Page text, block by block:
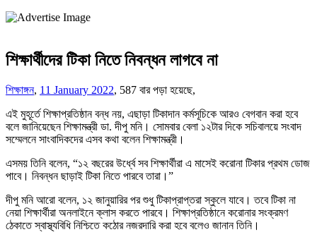
শিক্ষার্থীদের টিকা নিতে নিবন্ধন লাগবে না
শিক্ষাঙ্গন, 11 January 2022, 587 বার পড়া হয়েছে,
এই মুহূর্তে শিক্ষাপ্রতিষ্ঠান বন্ধ নয়, এছাড়া টিকাদান কর্মসূচিকে আরও বেগবান করা হবে
বলে জানিয়েছেন শিক্ষামন্ত্রী ডা. দীপু মনি। সোমবার বেলা ১২টার দিকে সচিবালয়ে সংবাদ
সম্মেলনে সাংবাদিকদের এসব কথা বলেন শিক্ষামন্ত্রী।
এসময় তিনি বলেন, “১২ বছরের উর্ধ্বে সব শিক্ষার্থীরা এ মাসেই করোনা টিকার প্রথম ডোজ
পাবে। নিবন্ধন ছাড়াই টিকা নিতে পারবে তারা।”
দীপু মনি আরো বলেন, ১২ জানুয়ারির পর শুধু টিকাপ্রাপ্তরা স্কুলে যাবে। তবে টিকা না
নেয়া শিক্ষার্থীরা অনলাইনে ক্লাস করতে পারবে। শিক্ষাপ্রতিষ্ঠানে করোনার সংক্রমণ
ঠেকাতে স্বাস্থ্যবিধি নিশ্চিতে কঠোর নজরদারি করা হবে বলেও জানান তিনি।